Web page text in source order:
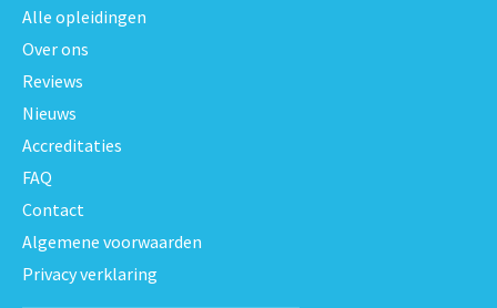
Alle opleidingen
Over ons
Reviews
Nieuws
Accreditaties
FAQ
Contact
Algemene voorwaarden
Privacy verklaring